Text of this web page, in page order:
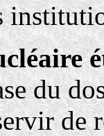
du
de